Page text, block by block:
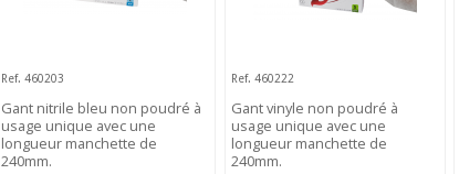
Ref. 460203
Gant nitrile bleu non poudré à
usage unique avec une
longueur manchette de
240mm.
Ref. 460222
Gant vinyle non poudré à
usage unique avec une
longueur manchette de
240mm.